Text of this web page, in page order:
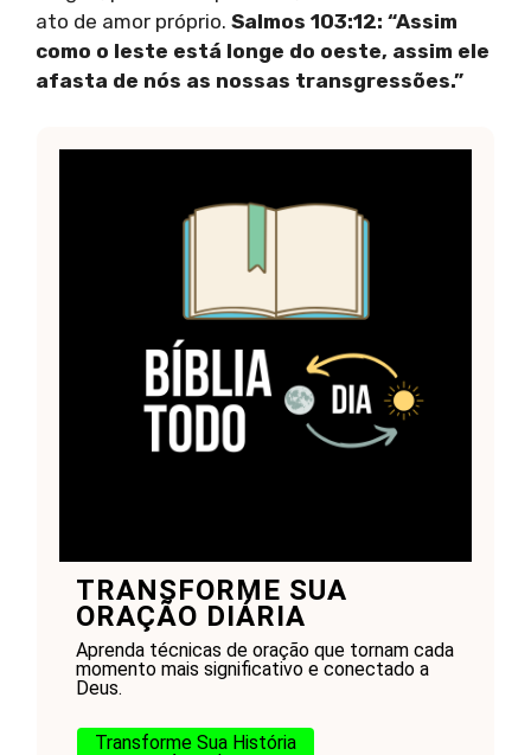
ato de amor próprio. Salmos 103:12: “Assim
como o leste está longe do oeste, assim ele
afasta de nós as nossas transgressões.”
TRANSFORME SUA
ORAÇÃO DIÁRIA
Aprenda técnicas de oração que tornam cada
momento mais significativo e conectado a
Deus.
Transforme Sua História